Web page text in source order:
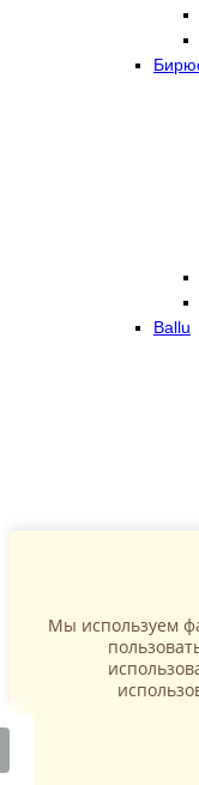
Ballu
Мы используем